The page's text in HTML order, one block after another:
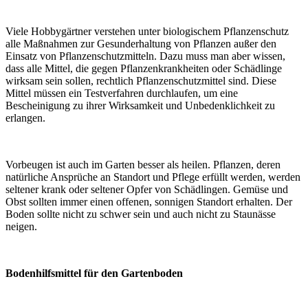
Viele Hobbygärtner verstehen unter biologischem Pflanzenschutz
alle Maßnahmen zur Gesunderhaltung von Pflanzen außer den
Einsatz von Pflanzenschutzmitteln. Dazu muss man aber wissen,
dass alle Mittel, die gegen Pflanzenkrankheiten oder Schädlinge
wirksam sein sollen, rechtlich Pflanzenschutzmittel sind. Diese
Mittel müssen ein Testverfahren durchlaufen, um eine
Bescheinigung zu ihrer Wirksamkeit und Unbedenklichkeit zu
erlangen.
Vorbeugen ist auch im Garten besser als heilen. Pflanzen, deren
natürliche Ansprüche an Standort und Pflege erfüllt werden, werden
seltener krank oder seltener Opfer von Schädlingen. Gemüse und
Obst sollten immer einen offenen, sonnigen Standort erhalten. Der
Boden sollte nicht zu schwer sein und auch nicht zu Staunässe
neigen.
Bodenhilfsmittel für den Gartenboden